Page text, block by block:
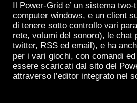
Il Power-Grid e’ un sistema
computer windows, e un client
di tenere sotto controllo vari
rete, volumi del sonoro), le chat
twitter, RSS ed email), e ha
per i vari giochi, con comandi
essere scaricati dal sito del
attraverso l’editor integrato nel